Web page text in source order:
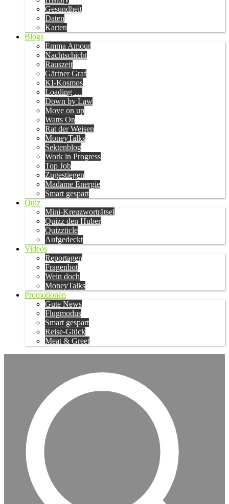
Gesundheit
Daten
Karten
Blogs
Emma Amour
Nachtschicht
Rauszeit
Gärtner Graf
KI-Kosmos
Loading …
Down by Law
Move on up
Watts On
Rat der Weisen
MoneyTalks
Sektenblog
Work in Progress
Top Job
Zugestiegen
Madame Energie
Smart gespart
Quiz
Mini-Kreuzworträtsel
Quizz den Huber
Quizzticle
Aufgedeckt
Videos
Reportagen
Fragenbot
Wein doch
MoneyTalks
Promotionen
Gute News
Flugmodus
Smart gespart
Reise-Glück
Meat & Greet